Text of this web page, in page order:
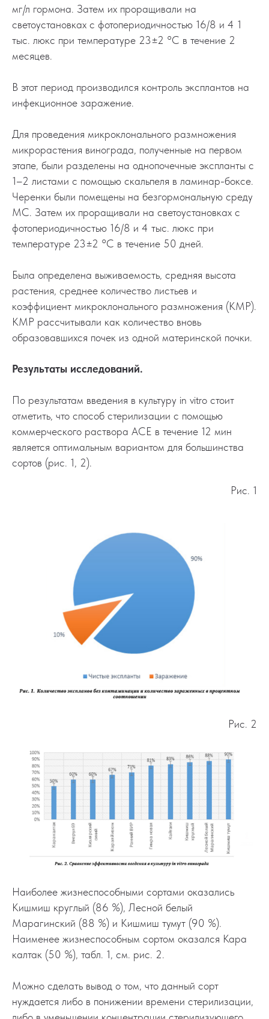
мг/л гормона. Затем их проращивали на
светоустановках с фотопериодичностью 16/8 и 4 1
тыс. люкс при температуре 23±2 °С в течение 2
месяцев.
В этот период производился контроль эксплантов на
инфекционное заражение.
Для проведения микроклонального размножения
микрорастения винограда, полученные на первом
этапе, были разделены на однопочечные экспланты с
1–2 листами с помощью скальпеля в ламинар-боксе.
Черенки были помещены на безгормональную среду
МС. Затем их проращивали на светоустановках с
фотопериодичностью 16/8 и 4 тыс. люкс при
температуре 23±2 °С в течение 50 дней.
Была определена выживаемость, средняя высота
растения, среднее количество листьев и
коэффициент микроклонального размножения (КМР).
КМР рассчитывали как количество вновь
образовавшихся почек из одной материнской почки.
Результаты исследований.
По результатам введения в культуру in vitro стоит
отметить, что способ стерилизации с помощью
коммерческого раствора ACE в течение 12 мин
является оптимальным вариантом для большинства
сортов (рис. 1, 2).
Рис. 1
Рис. 2
Наиболее жизнеспособными сортами оказались
Кишмиш круглый (86 %), Лесной белый
Марагинский (88 %) и Кишмиш тумут (90 %).
Наименее жизнеспособным сортом оказался Кара
калтак (50 %), табл. 1, см. рис. 2.
Можно сделать вывод о том, что данный сорт
нуждается либо в понижении времени стерилизации,